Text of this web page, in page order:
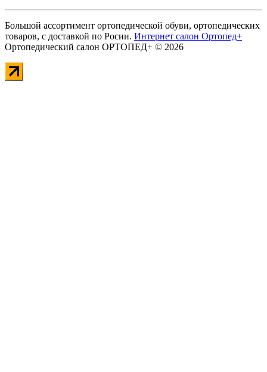
Большой ассортимент ортопедической обуви, ортопедических
товаров, с доставкой по Росии. Интернет салон Ортопед+
Ортопедический салон ОРТОПЕД+ © 2026